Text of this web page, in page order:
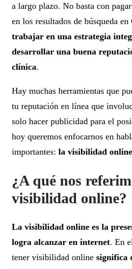
a largo plazo. No basta con
en los resultados de búsqueda en
trabajar en una estrategia
desarrollar una buena
clínica.
Hay muchas herramientas que
tu reputación en línea que
solo hacer publicidad para el
hoy queremos enfocarnos en
importantes: la visibilidad online
¿A qué nos
visibilidad online?
La visibilidad online es la
logra alcanzar en internet. En
tener visibilidad online significa